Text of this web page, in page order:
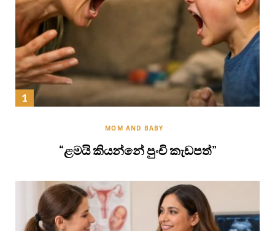
MOM AND BABY
“ළමයි කියන්නේ පුංචි කැඩපත්”